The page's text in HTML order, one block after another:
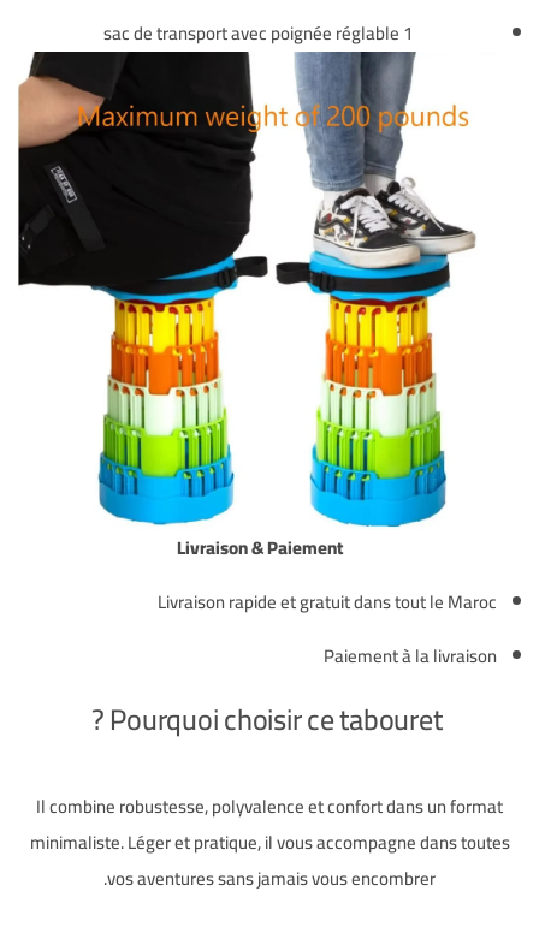
1 sac de transport avec poignée réglable
Livraison & Paiement
Livraison rapide et gratuit dans tout le Maroc
Paiement à la livraison
Pourquoi choisir ce tabouret ?
Il combine robustesse, polyvalence et confort dans un format
minimaliste. Léger et pratique, il vous accompagne dans toutes
vos aventures sans jamais vous encombrer.